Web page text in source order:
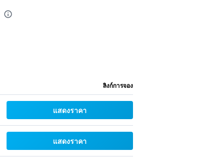
ลิงก์การจอง
แสดงราคา
แสดงราคา